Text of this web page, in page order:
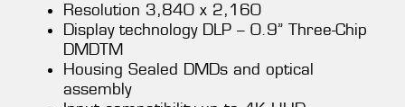
Resolution 3,840 x 2,160
Display technology DLP – 0.9” Three-Chip
DMDTM
Housing Sealed DMDs and optical
assembly